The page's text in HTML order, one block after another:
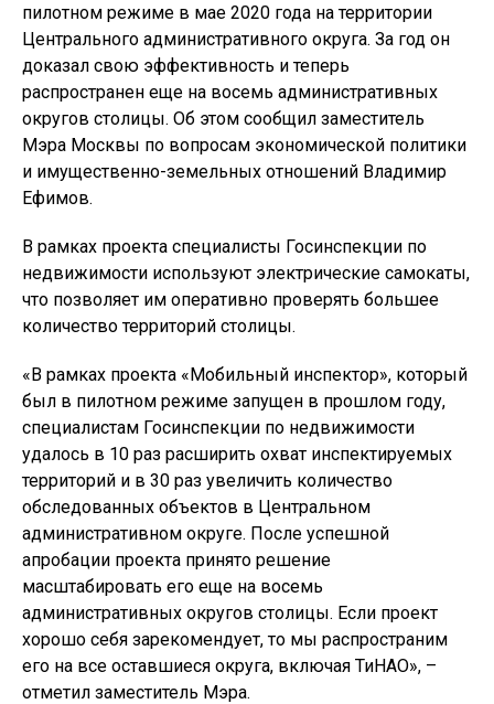
пилотном режиме в мае 2020 года на территории
Центрального административного округа. За год он
доказал свою эффективность и теперь
распространен еще на восемь административных
округов столицы. Об этом сообщил заместитель
Мэра Москвы по вопросам экономической политики
и имущественно-земельных отношений Владимир
Ефимов.
В рамках проекта специалисты Госинспекции по
недвижимости используют электрические самокаты,
что позволяет им оперативно проверять большее
количество территорий столицы.
«В рамках проекта «Мобильный инспектор», который
был в пилотном режиме запущен в прошлом году,
специалистам Госинспекции по недвижимости
удалось в 10 раз расширить охват инспектируемых
территорий и в 30 раз увеличить количество
обследованных объектов в Центральном
административном округе. После успешной
апробации проекта принято решение
масштабировать его еще на восемь
административных округов столицы. Если проект
хорошо себя зарекомендует, то мы распространим
его на все оставшиеся округа, включая ТиНАО», –
отметил заместитель Мэра.